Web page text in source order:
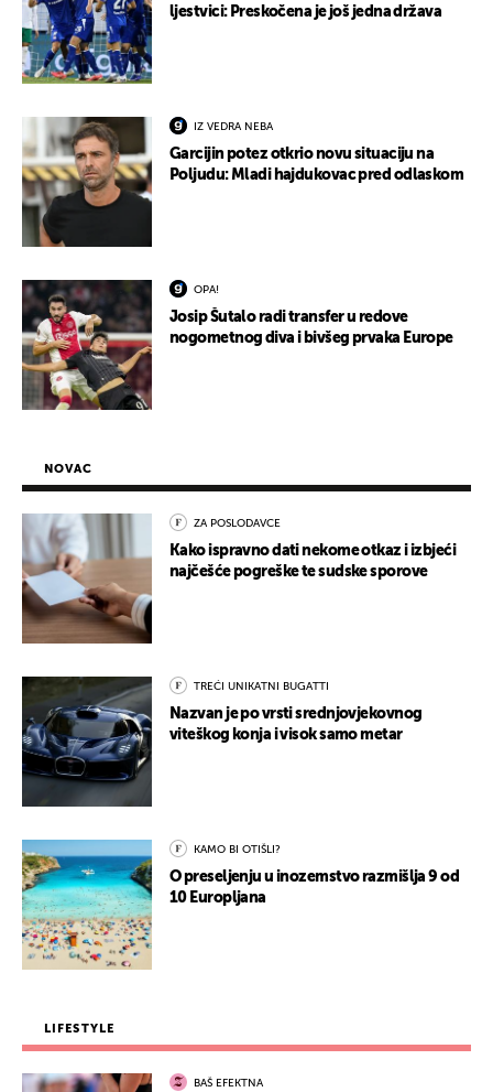
ljestvici: Preskočena je još jedna država
IZ VEDRA NEBA
Garcijin potez otkrio novu situaciju na
Poljudu: Mladi hajdukovac pred odlaskom
OPA!
Josip Šutalo radi transfer u redove
nogometnog diva i bivšeg prvaka Europe
NOVAC
ZA POSLODAVCE
Kako ispravno dati nekome otkaz i izbjeći
najčešće pogreške te sudske sporove
TREĆI UNIKATNI BUGATTI
Nazvan je po vrsti srednjovjekovnog
viteškog konja i visok samo metar
KAMO BI OTIŠLI?
O preseljenju u inozemstvo razmišlja 9 od
10 Europljana
LIFESTYLE
BAŠ EFEKTNA